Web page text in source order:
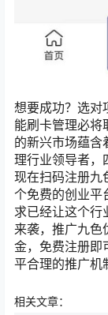
想要成功？选对
能刷卡管理必将
的新兴市场蕴含
理行业领导者，
现在扫码注册九
个免费的创业平
求已经让这个行
来袭，推广九色
金，免费注册即
平合理的推广机
相关文章：